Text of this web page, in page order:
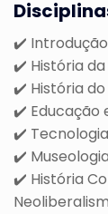
✔️
✔️ História
✔️ História
✔️ Educação
✔️
✔️
✔️ História